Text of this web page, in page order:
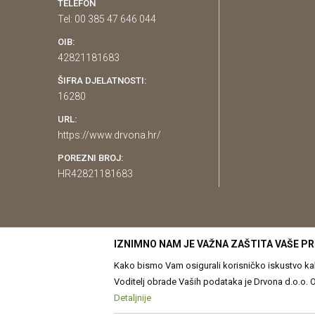
TELEFON
Tel: 00 385 47 646 044
OIB:
42821181683
ŠIFRA DJELATNOSTI:
16280
URL:
https://www.drvona.hr/
POREZNI BROJ:
HR42821181683
Nastojimo biti što precizniji u
IZNIMNO NAM JE VAŽNA ZAŠTITA VAŠE
Kako bismo Vam osigurali korisničko iskustvo
Voditelj obrade Vaših podataka je Drvona d.o.o. Obrada Vaših
prilagođavanje sadržaja Vama. Više o podacima
Detaljnije